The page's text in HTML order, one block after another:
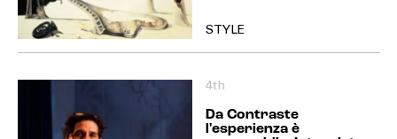
STYLE
4th
Da Contraste
l'esperienza è